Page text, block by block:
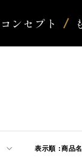
コンセプト
表示順 :商品名